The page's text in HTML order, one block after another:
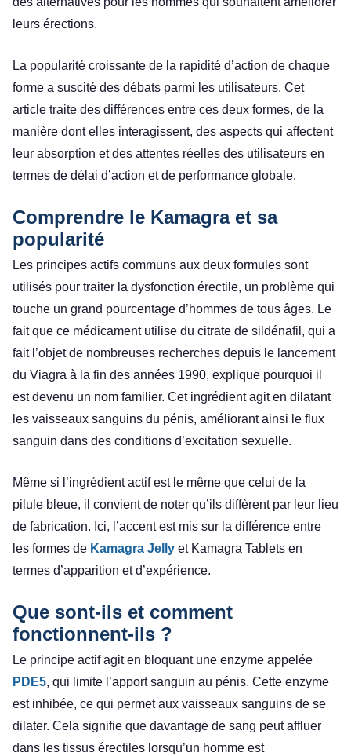
leurs érections.
La popularité croissante de la rapidité d’action de chaque
forme a suscité des débats parmi les utilisateurs. Cet
article traite des différences entre ces deux formes, de la
manière dont elles interagissent, des aspects qui affectent
leur absorption et des attentes réelles des utilisateurs en
termes de délai d’action et de performance globale.
Comprendre le Kamagra et sa
popularité
Les principes actifs communs aux deux formules sont
utilisés pour traiter la dysfonction érectile, un problème qui
touche un grand pourcentage d’hommes de tous âges. Le
fait que ce médicament utilise du citrate de sildénafil, qui a
fait l’objet de nombreuses recherches depuis le lancement
du Viagra à la fin des années 1990, explique pourquoi il
est devenu un nom familier. Cet ingrédient agit en dilatant
les vaisseaux sanguins du pénis, améliorant ainsi le flux
sanguin dans des conditions d’excitation sexuelle.
Même si l’ingrédient actif est le même que celui de la
pilule bleue, il convient de noter qu’ils diffèrent par leur lieu
de fabrication. Ici, l’accent est mis sur la différence entre
les formes de Kamagra Jelly et Kamagra Tablets en
termes d’apparition et d’expérience.
Que sont-ils et comment
fonctionnent-ils ?
Le principe actif agit en bloquant une enzyme appelée
PDE5, qui limite l’apport sanguin au pénis. Cette enzyme
est inhibée, ce qui permet aux vaisseaux sanguins de se
dilater. Cela signifie que davantage de sang peut affluer
dans les tissus érectiles lorsqu’un homme est